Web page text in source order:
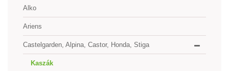
Alko
Ariens
Castelgarden, Alpina, Castor, Honda, Stiga
Kaszák